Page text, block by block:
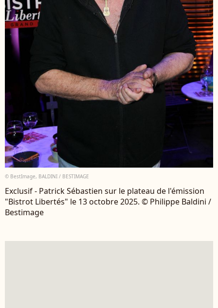
© BestImage, BALDINI / BESTIMAGE
Exclusif - Patrick Sébastien sur le plateau de l'émission
"Bistrot Libertés" le 13 octobre 2025. © Philippe Baldini /
Bestimage